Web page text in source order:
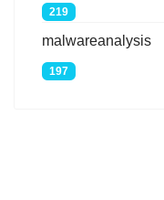
219
malwareanalysis
197